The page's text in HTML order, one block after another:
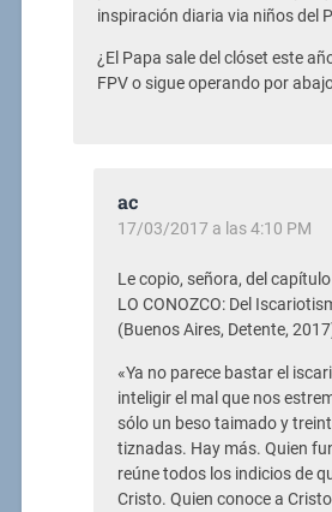
inspiración diaria via niños del
¿El Papa sale del clóset este
FPV o sigue operando por
ac
17/03/2017 a las 4:10 PM
Le copio, señora, del
LO CONOZCO: Del
(Buenos Aires, Detente,
«Ya no parece bastar el
inteligir el mal que nos
sólo un beso taimado y
tiznadas. Hay más. Quien
reúne todos los indicios de
Cristo. Quien conoce a